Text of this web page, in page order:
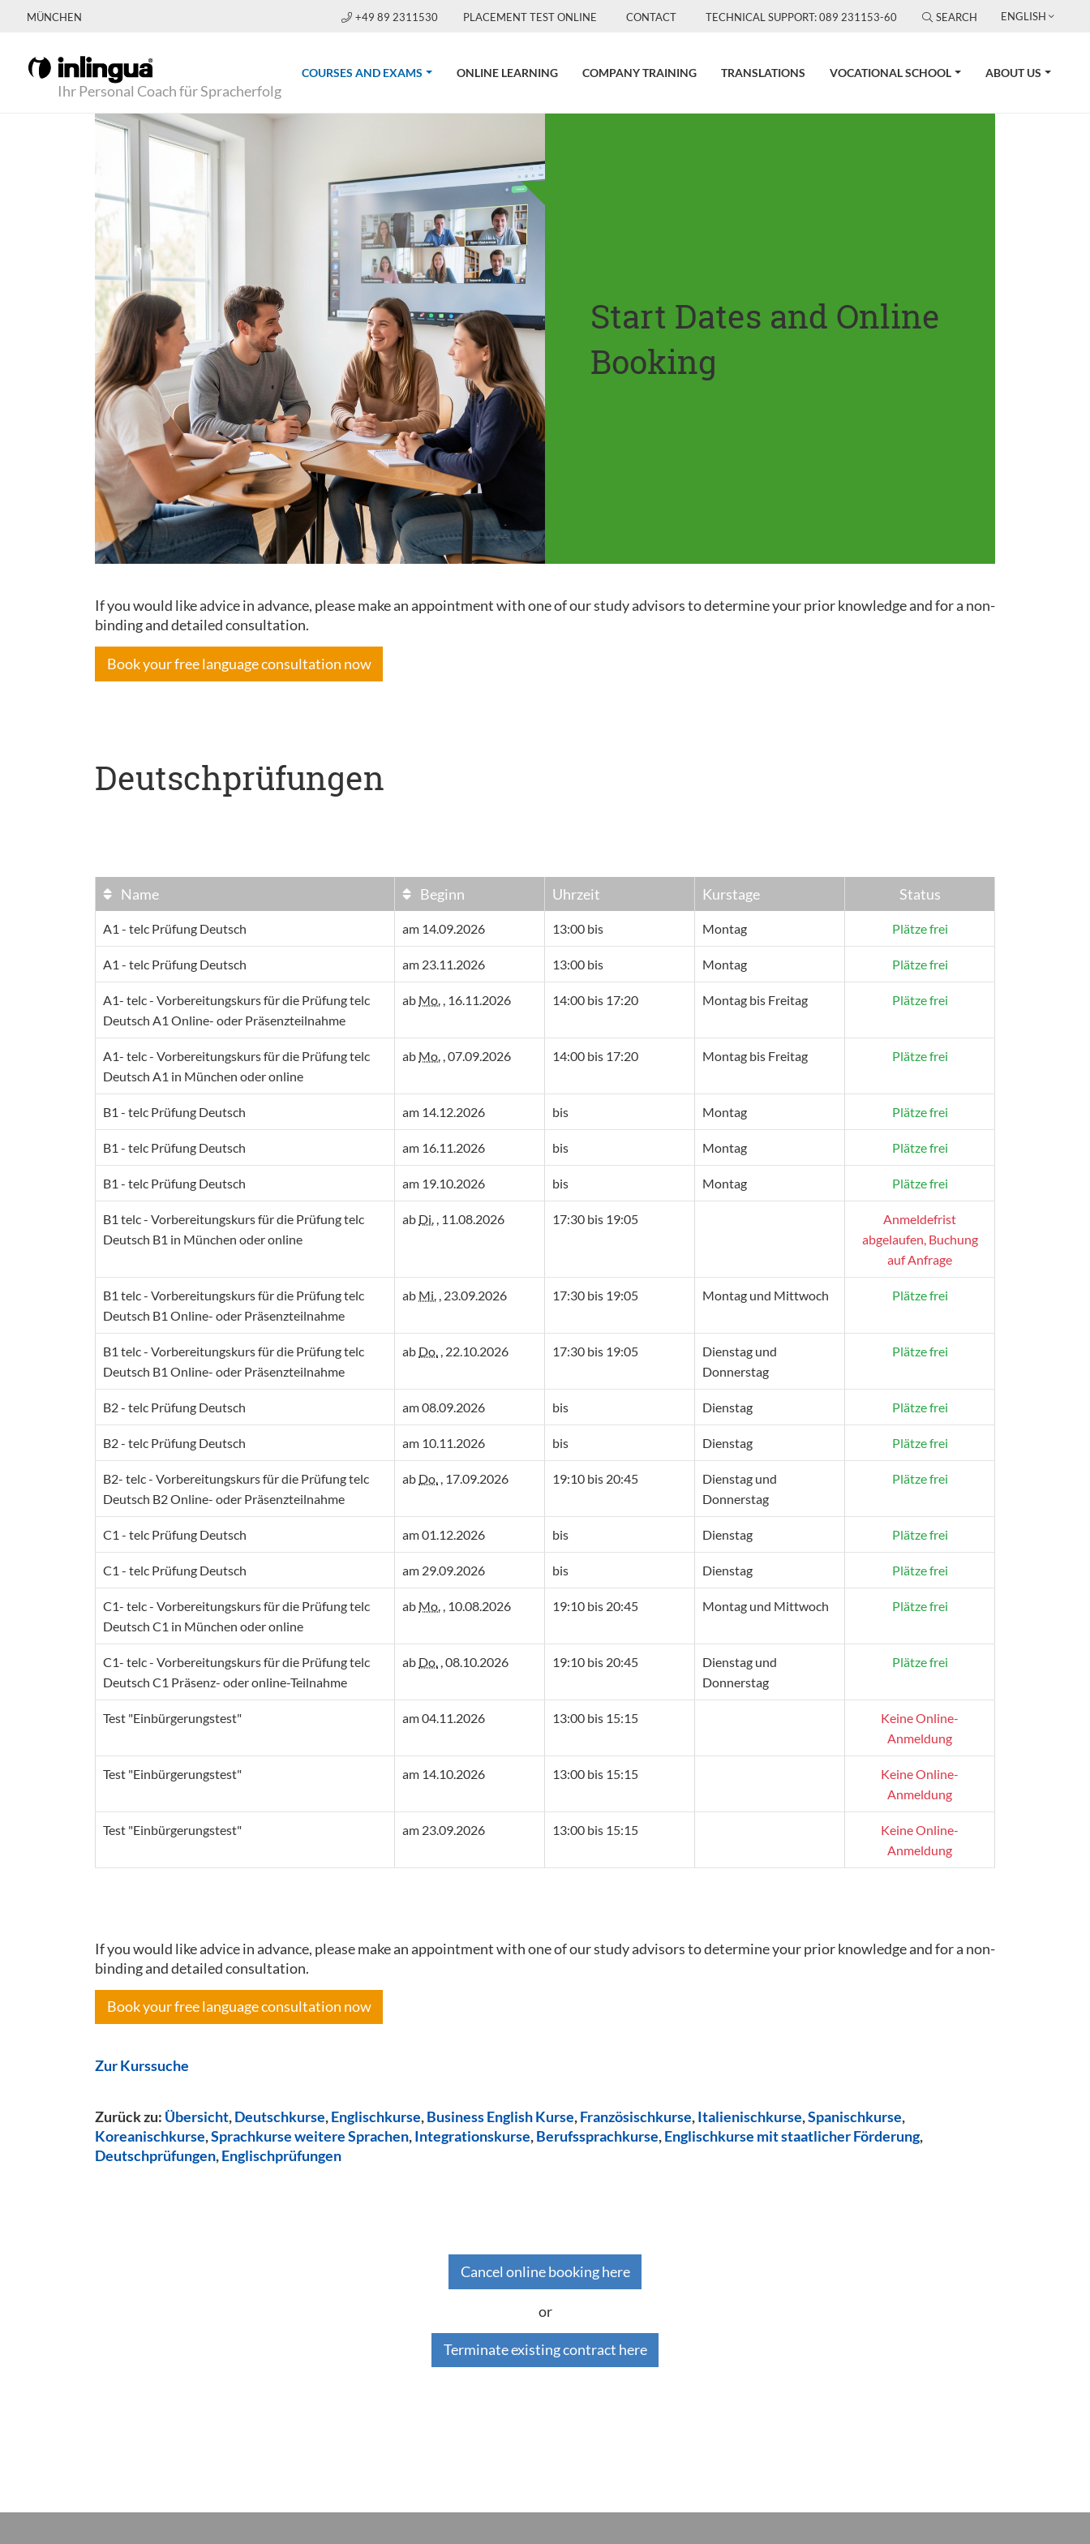
MÜNCHEN +49 89 2311530 PLACEMENT TEST ONLINE CONTACT TECHNICAL SUPPORT: 089 231153-60 SEARCH ENGLISH
Ihr Personal Coach für Spracherfolg
COURSES AND EXAMS (CURRENT)ONLINE LEARNING COMPANY TRAINING TRANSLATIONS VOCATIONAL SCHOOL ABOUT US
Start Dates and Online
Booking
If you would like advice in advance, please make an appointment with one of our study advisors to determine your prior knowledge and for a non-
binding and detailed consultation.
Book your free language consultation now
Deutschprüfungen
Name Beginn Uhrzeit Kurstage Status
A1 - telc Prüfung Deutsch am 14.09.2026 13:00 bis Montag Plätze frei
A1 - telc Prüfung Deutsch am 23.11.2026 13:00 bis Montag Plätze frei
A1- telc - Vorbereitungskurs für die Prüfung telc
Deutsch A1 Online- oder Präsenzteilnahme
ab Mo. , 16.11.2026 14:00 bis 17:20 Montag bis Freitag Plätze frei
A1- telc - Vorbereitungskurs für die Prüfung telc
Deutsch A1 in München oder online
ab Mo. , 07.09.2026 14:00 bis 17:20 Montag bis Freitag Plätze frei
B1 - telc Prüfung Deutsch am 14.12.2026 bis Montag Plätze frei
B1 - telc Prüfung Deutsch am 16.11.2026 bis Montag Plätze frei
B1 - telc Prüfung Deutsch am 19.10.2026 bis Montag Plätze frei
B1 telc - Vorbereitungskurs für die Prüfung telc
Deutsch B1 in München oder online
ab Di. , 11.08.2026 17:30 bis 19:05
Anmeldefrist
abgelaufen, Buchung
auf Anfrage
B1 telc - Vorbereitungskurs für die Prüfung telc
Deutsch B1 Online- oder Präsenzteilnahme
ab Mi. , 23.09.2026 17:30 bis 19:05 Montag und Mittwoch Plätze frei
B1 telc - Vorbereitungskurs für die Prüfung telc
Deutsch B1 Online- oder Präsenzteilnahme
ab Do. , 22.10.2026 17:30 bis 19:05
Dienstag und
Donnerstag
Plätze frei
B2 - telc Prüfung Deutsch am 08.09.2026 bis Dienstag Plätze frei
B2 - telc Prüfung Deutsch am 10.11.2026 bis Dienstag Plätze frei
B2- telc - Vorbereitungskurs für die Prüfung telc
Deutsch B2 Online- oder Präsenzteilnahme
ab Do. , 17.09.2026 19:10 bis 20:45
Dienstag und
Donnerstag
Plätze frei
C1 - telc Prüfung Deutsch am 01.12.2026 bis Dienstag Plätze frei
C1 - telc Prüfung Deutsch am 29.09.2026 bis Dienstag Plätze frei
C1- telc - Vorbereitungskurs für die Prüfung telc
Deutsch C1 in München oder online
ab Mo. , 10.08.2026 19:10 bis 20:45 Montag und Mittwoch Plätze frei
C1- telc - Vorbereitungskurs für die Prüfung telc
Deutsch C1 Präsenz- oder online-Teilnahme
ab Do. , 08.10.2026 19:10 bis 20:45
Dienstag und
Donnerstag
Plätze frei
Test "Einbürgerungstest" am 04.11.2026 13:00 bis 15:15
Keine Online-
Anmeldung
Test "Einbürgerungstest" am 14.10.2026 13:00 bis 15:15
Keine Online-
Anmeldung
Test "Einbürgerungstest" am 23.09.2026 13:00 bis 15:15
Keine Online-
Anmeldung
If you would like advice in advance, please make an appointment with one of our study advisors to determine your prior knowledge and for a non-
binding and detailed consultation.
Book your free language consultation now
Zur Kurssuche
Zurück zu: Übersicht,Deutschkurse,Englischkurse,Business English Kurse,Französischkurse,Italienischkurse,Spanischkurse,
Koreanischkurse,Sprachkurse weitere Sprachen,Integrationskurse,Berufssprachkurse,Englischkurse mit staatlicher Förderung,
Deutschprüfungen,Englischprüfungen
Cancel online booking here
or
Terminate existing contract here